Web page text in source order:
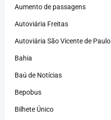
Aumento de passagens
Autoviária Freitas
Autoviária São Vicente de Paulo
Bahia
Baú de Notícias
Bepobus
Bilhete Único